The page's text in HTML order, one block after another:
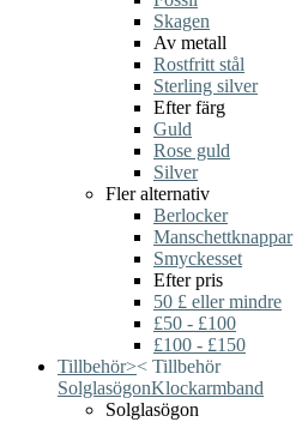
Skagen
Av metall
Rostfritt stål
Sterling silver
Efter färg
Guld
Rose guld
Silver
Fler alternativ
Berlocker
Manschettknappar
Smyckesset
Efter pris
50 £ eller mindre
£50 - £100
£100 - £150
Tillbehör>< Tillbehör
SolglasögonKlockarmband
Solglasögon